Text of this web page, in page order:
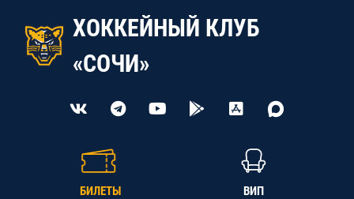
ХОККЕЙНЫЙ КЛУБ
«СОЧИ»
БИЛЕТЫ ВИП